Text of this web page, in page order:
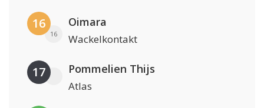
16
16
Oimara
Wackelkontakt
17 Pommelien Thijs
Atlas